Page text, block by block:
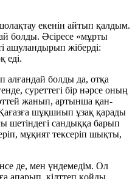
екенін айтып қалдым.
болды. Әсіресе «мұрты
ашуландырып жіберді:
еді.
алғандай болды да, отқа
суреттегі бір нәрсе оның
жанып, артынша қан-
шұқшиып ұзақ қарады
шетіндегі сандыққа барып
мұқият тексеріп шықты,
де, мен үндемедім. Ол